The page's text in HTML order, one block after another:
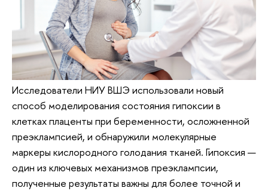
Исследователи НИУ ВШЭ использовали новый
способ моделирования состояния гипоксии в
клетках плаценты при беременности, осложненной
преэклампсией, и обнаружили молекулярные
маркеры кислородного голодания тканей. Гипоксия —
один из ключевых механизмов преэклампсии,
полученные результаты важны для более точной и